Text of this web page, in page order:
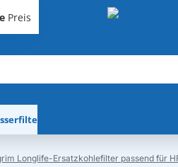
Preis
Longlife-Ersatzkohlefilter passend für